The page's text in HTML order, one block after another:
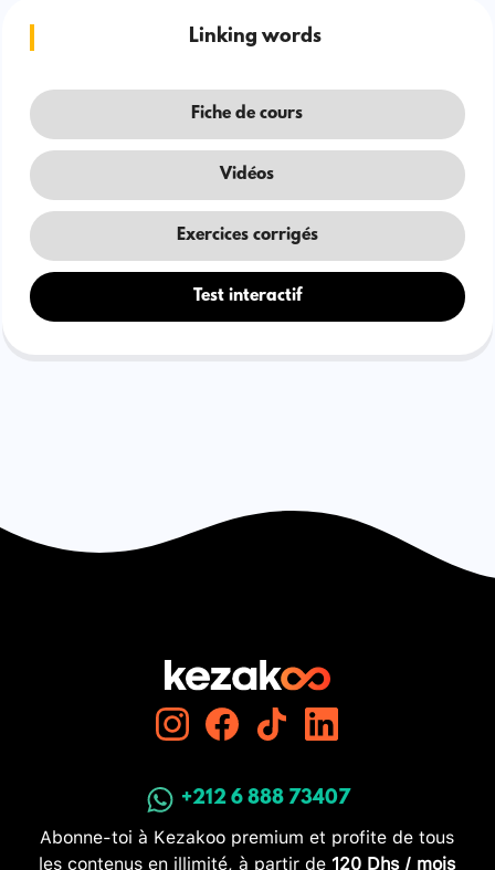
Linking words
Fiche de cours
Vidéos
Exercices corrigés
Test interactif
+212 6 888 73407
Abonne-toi à Kezakoo premium et profite de tous
les contenus en illimité, à partir de 120 Dhs / mois